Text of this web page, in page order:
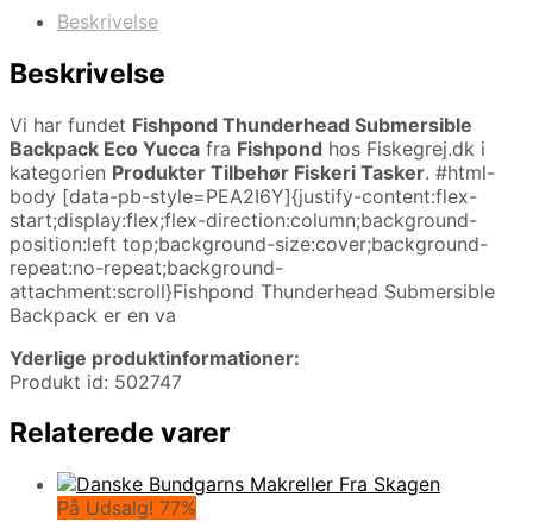
Beskrivelse
Beskrivelse
Vi har fundet Fishpond Thunderhead Submersible
Backpack Eco Yucca fra Fishpond hos Fiskegrej.dk i
kategorien Produkter Tilbehør Fiskeri Tasker. #html-
body [data-pb-style=PEA2I6Y]{justify-content:flex-
start;display:flex;flex-direction:column;background-
position:left top;background-size:cover;background-
repeat:no-repeat;background-
attachment:scroll}Fishpond Thunderhead Submersible
Backpack er en va
Yderlige produktinformationer:
Produkt id: 502747
Relaterede varer
På Udsalg! 77%